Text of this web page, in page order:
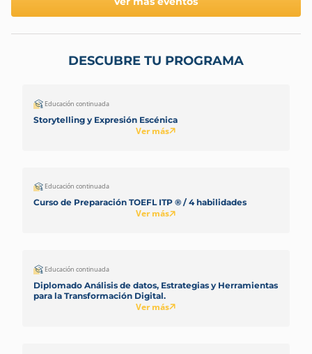
DESCUBRE TU PROGRAMA
Educación continuada
Storytelling y Expresión Escénica
Ver más
Educación continuada
Curso de Preparación TOEFL ITP ® / 4 habilidades
Ver más
Educación continuada
Diplomado Análisis de datos, Estrategias y Herramientas
para la Transformación Digital.
Ver más